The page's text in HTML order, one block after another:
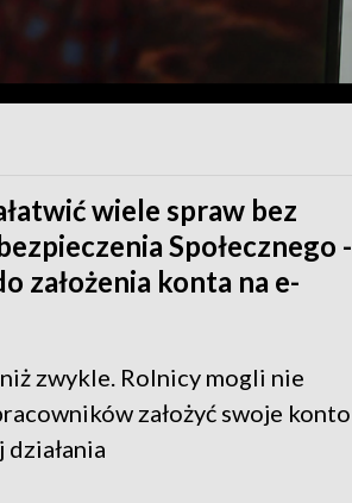
wiele spraw bez
Społecznego -
założenia konta na e-
zwykle. Rolnicy mogli nie
założyć swoje konto